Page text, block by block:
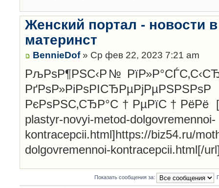
Женский портал - новости
материнст
BennieDof» Ср фев 22, 2023 7:21 am
РљРѕР¶РЅС‹Р№
РєРѕРЅС‚СЂР°С†РµРїС†РёРё
plastyr-novyi-metod-dolgovremennoi-
kontracepcii.html]https://biz54.ru/
dolgovremennoi-kontracepcii.html[/
Показать сообщения за: